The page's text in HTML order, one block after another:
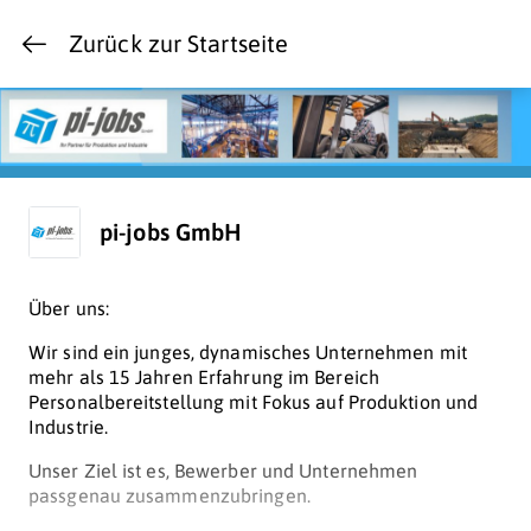
Zurück zur Startseite
pi-jobs GmbH
Über uns:
Wir sind ein junges, dynamisches Unternehmen mit
mehr als 15 Jahren Erfahrung im Bereich
Personalbereitstellung mit Fokus auf Produktion und
Industrie.
Unser Ziel ist es, Bewerber und Unternehmen
passgenau zusammenzubringen.